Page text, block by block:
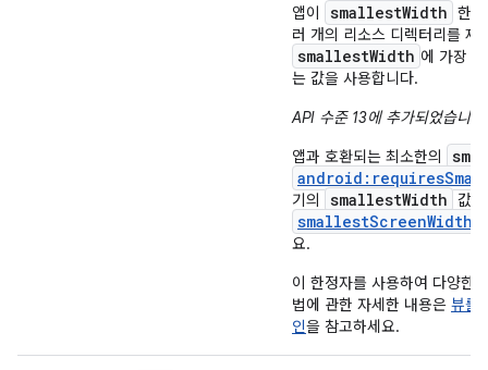
앱이
smallestWidth 한
러 개의 리소스 디렉터리를 제
smallestWidth 에 가장
는 값을 사용합니다.
API 수준 13에 추가되었습니다
앱과 호환되는 최소한의
기의 smallestWidth 값
요.
이 한정자를 사용하여 다양한
법에 관한 자세한 내용은 뷰를
인을 참고하세요.